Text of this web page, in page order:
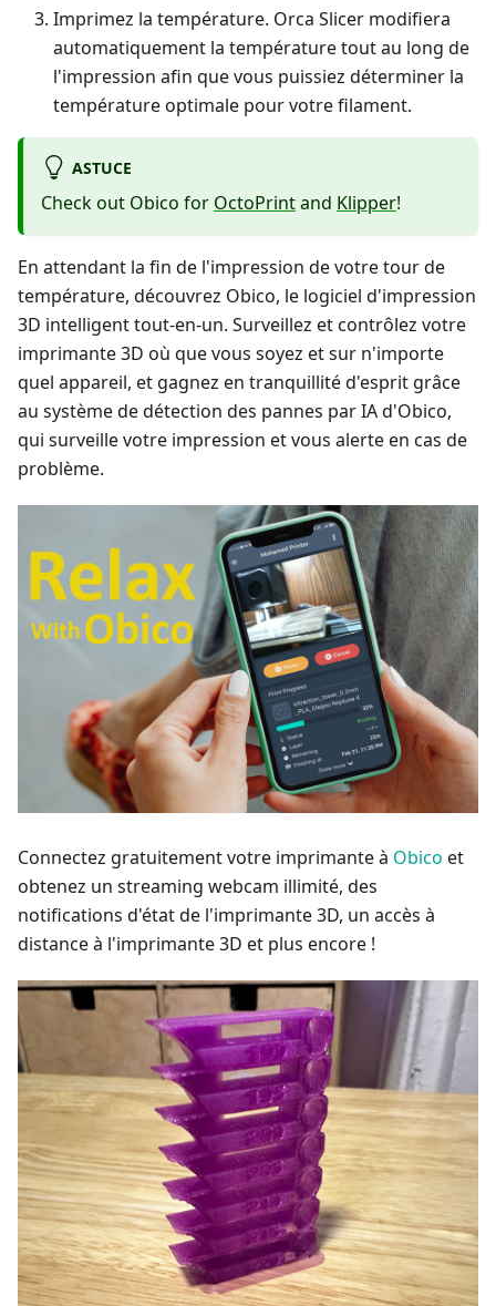
Imprimez la température. Orca Slicer modifiera
automatiquement la température tout au long de
l'impression afin que vous puissiez déterminer la
température optimale pour votre filament.
ASTUCE
Check out Obico for OctoPrintand Klipper!
En attendant la fin de l'impression de votre tour de
température, découvrez Obico, le logiciel d'impression
3D intelligent tout-en-un. Surveillez et contrôlez votre
imprimante 3D où que vous soyez et sur n'importe
quel appareil, et gagnez en tranquillité d'esprit grâce
au système de détection des pannes par IA d'Obico,
qui surveille votre impression et vous alerte en cas de
problème.
Connectez gratuitement votre imprimante à Obico et
obtenez un streaming webcam illimité, des
notifications d'état de l'imprimante 3D, un accès à
distance à l'imprimante 3D et plus encore !